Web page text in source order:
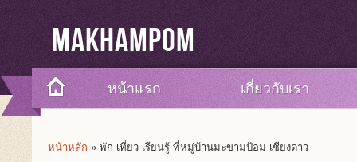
Makhampom
หน้าแรก เกี่ยวกับเรา
You Are Here
หน้าหลัก » พัก เที่ยว เรียนรู้ ที่หมู่บ้านมะขามป้อม เชียงดาว